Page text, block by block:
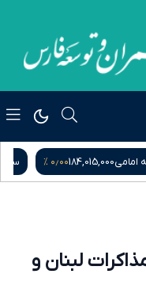
امامی184,015,000۰٫۰۰ % سکه
لبنان و